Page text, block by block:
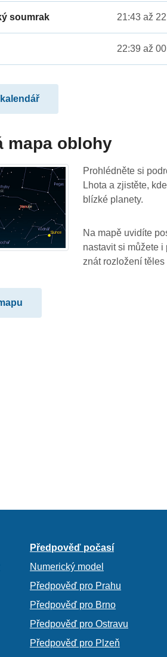
soumrak 21:43 až
22:39 až
mapa oblohy
Prohlédněte si
Lhota a zjistěte,
blízké planety.
Na mapě uvidíte
nastavit si můžete i
znát rozložení těles
Předpověď počasí
Numerický model
Předpověď pro Prahu
Předpověď pro Brno
Předpověď pro Ostravu
Předpověď pro Plzeň